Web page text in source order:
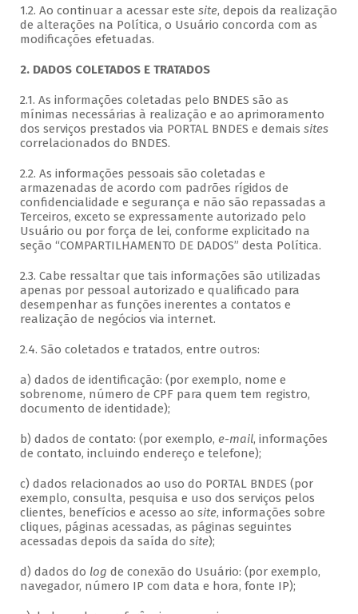
1.2. Ao continuar a acessar este site, depois da realização
de alterações na Política, o Usuário concorda com as
modificações efetuadas.
2. DADOS COLETADOS E TRATADOS
2.1. As informações coletadas pelo BNDES são as
mínimas necessárias à realização e ao aprimoramento
dos serviços prestados via PORTAL BNDES e demais sites
correlacionados do BNDES.
2.2. As informações pessoais são coletadas e
armazenadas de acordo com padrões rígidos de
confidencialidade e segurança e não são repassadas a
Terceiros, exceto se expressamente autorizado pelo
Usuário ou por força de lei, conforme explicitado na
seção “COMPARTILHAMENTO DE DADOS” desta Política.
2.3. Cabe ressaltar que tais informações são utilizadas
apenas por pessoal autorizado e qualificado para
desempenhar as funções inerentes a contatos e
realização de negócios via internet.
2.4. São coletados e tratados, entre outros:
a) dados de identificação: (por exemplo, nome e
sobrenome, número de CPF para quem tem registro,
documento de identidade);
b) dados de contato: (por exemplo, e-mail, informações
de contato, incluindo endereço e telefone);
c) dados relacionados ao uso do PORTAL BNDES (por
exemplo, consulta, pesquisa e uso dos serviços pelos
clientes, benefícios e acesso ao site, informações sobre
cliques, páginas acessadas, as páginas seguintes
acessadas depois da saída do site);
d) dados do log de conexão do Usuário: (por exemplo,
navegador, número IP com data e hora, fonte IP);